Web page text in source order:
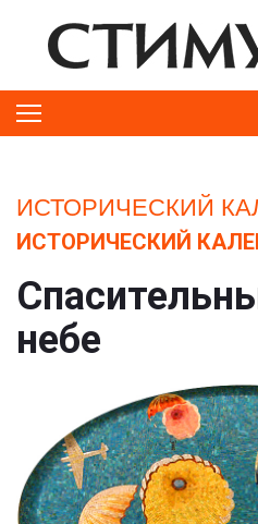
ИСТОРИЧЕСКИЙ
ИСТОРИЧЕСКИЙ
небе